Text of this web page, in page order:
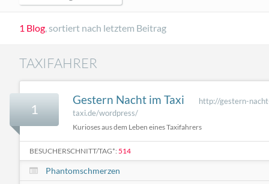
1 Blog, sortiert nach letztem Beitrag
TAXIFAHRER
1
Gestern Nacht im Taxi
http://gestern-
taxi.de/wordpress/
Kurioses aus dem Leben eines Taxifahrers
BESUCHERSCHNITT/TAG*: 514
Phantomschmerzen